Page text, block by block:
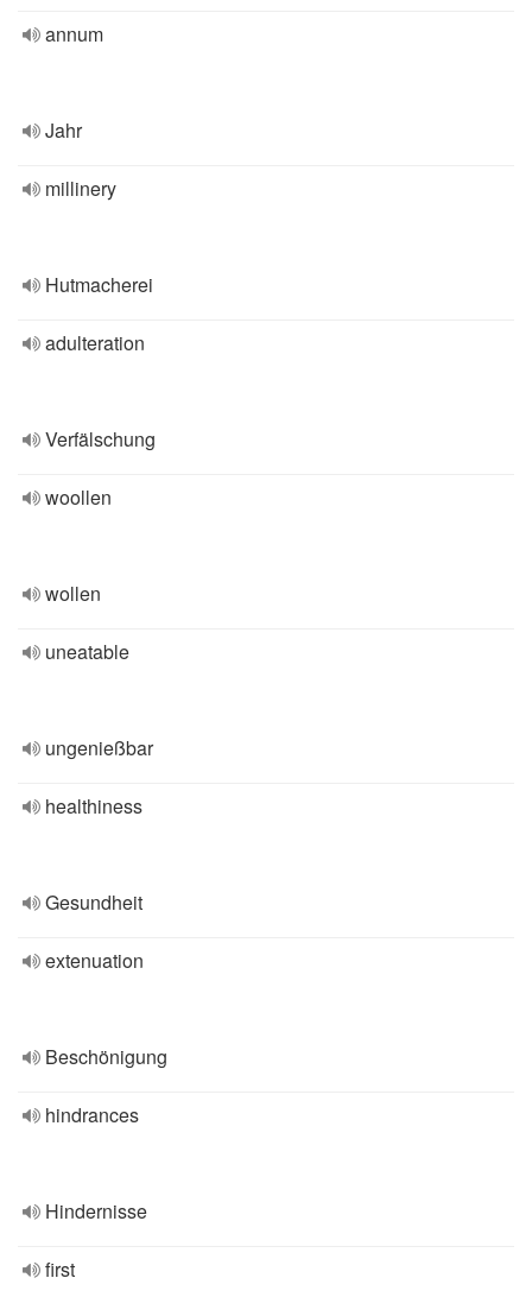
annum
Jahr
millinery
Hutmacherei
adulteration
Verfälschung
woollen
wollen
uneatable
ungenießbar
healthiness
Gesundheit
extenuation
Beschönigung
hindrances
Hindernisse
first